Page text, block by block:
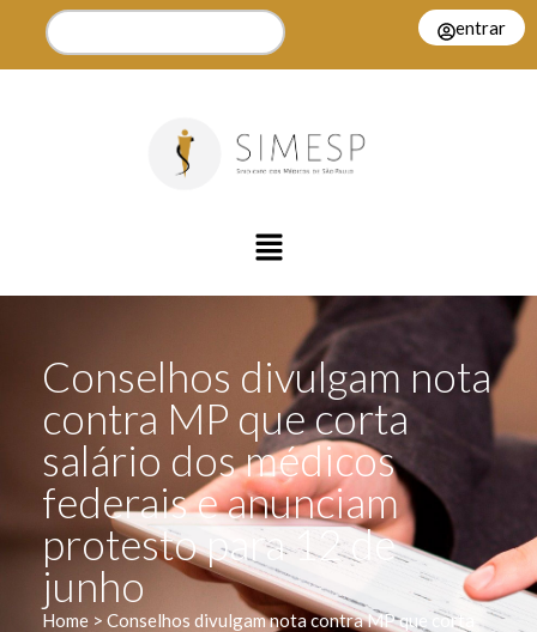
entrar
Conselhos divulgam nota
contra MP que corta
salário dos médicos
federais e anunciam
protesto para 12 de
junho
Home > Conselhos divulgam nota contra MP que corta